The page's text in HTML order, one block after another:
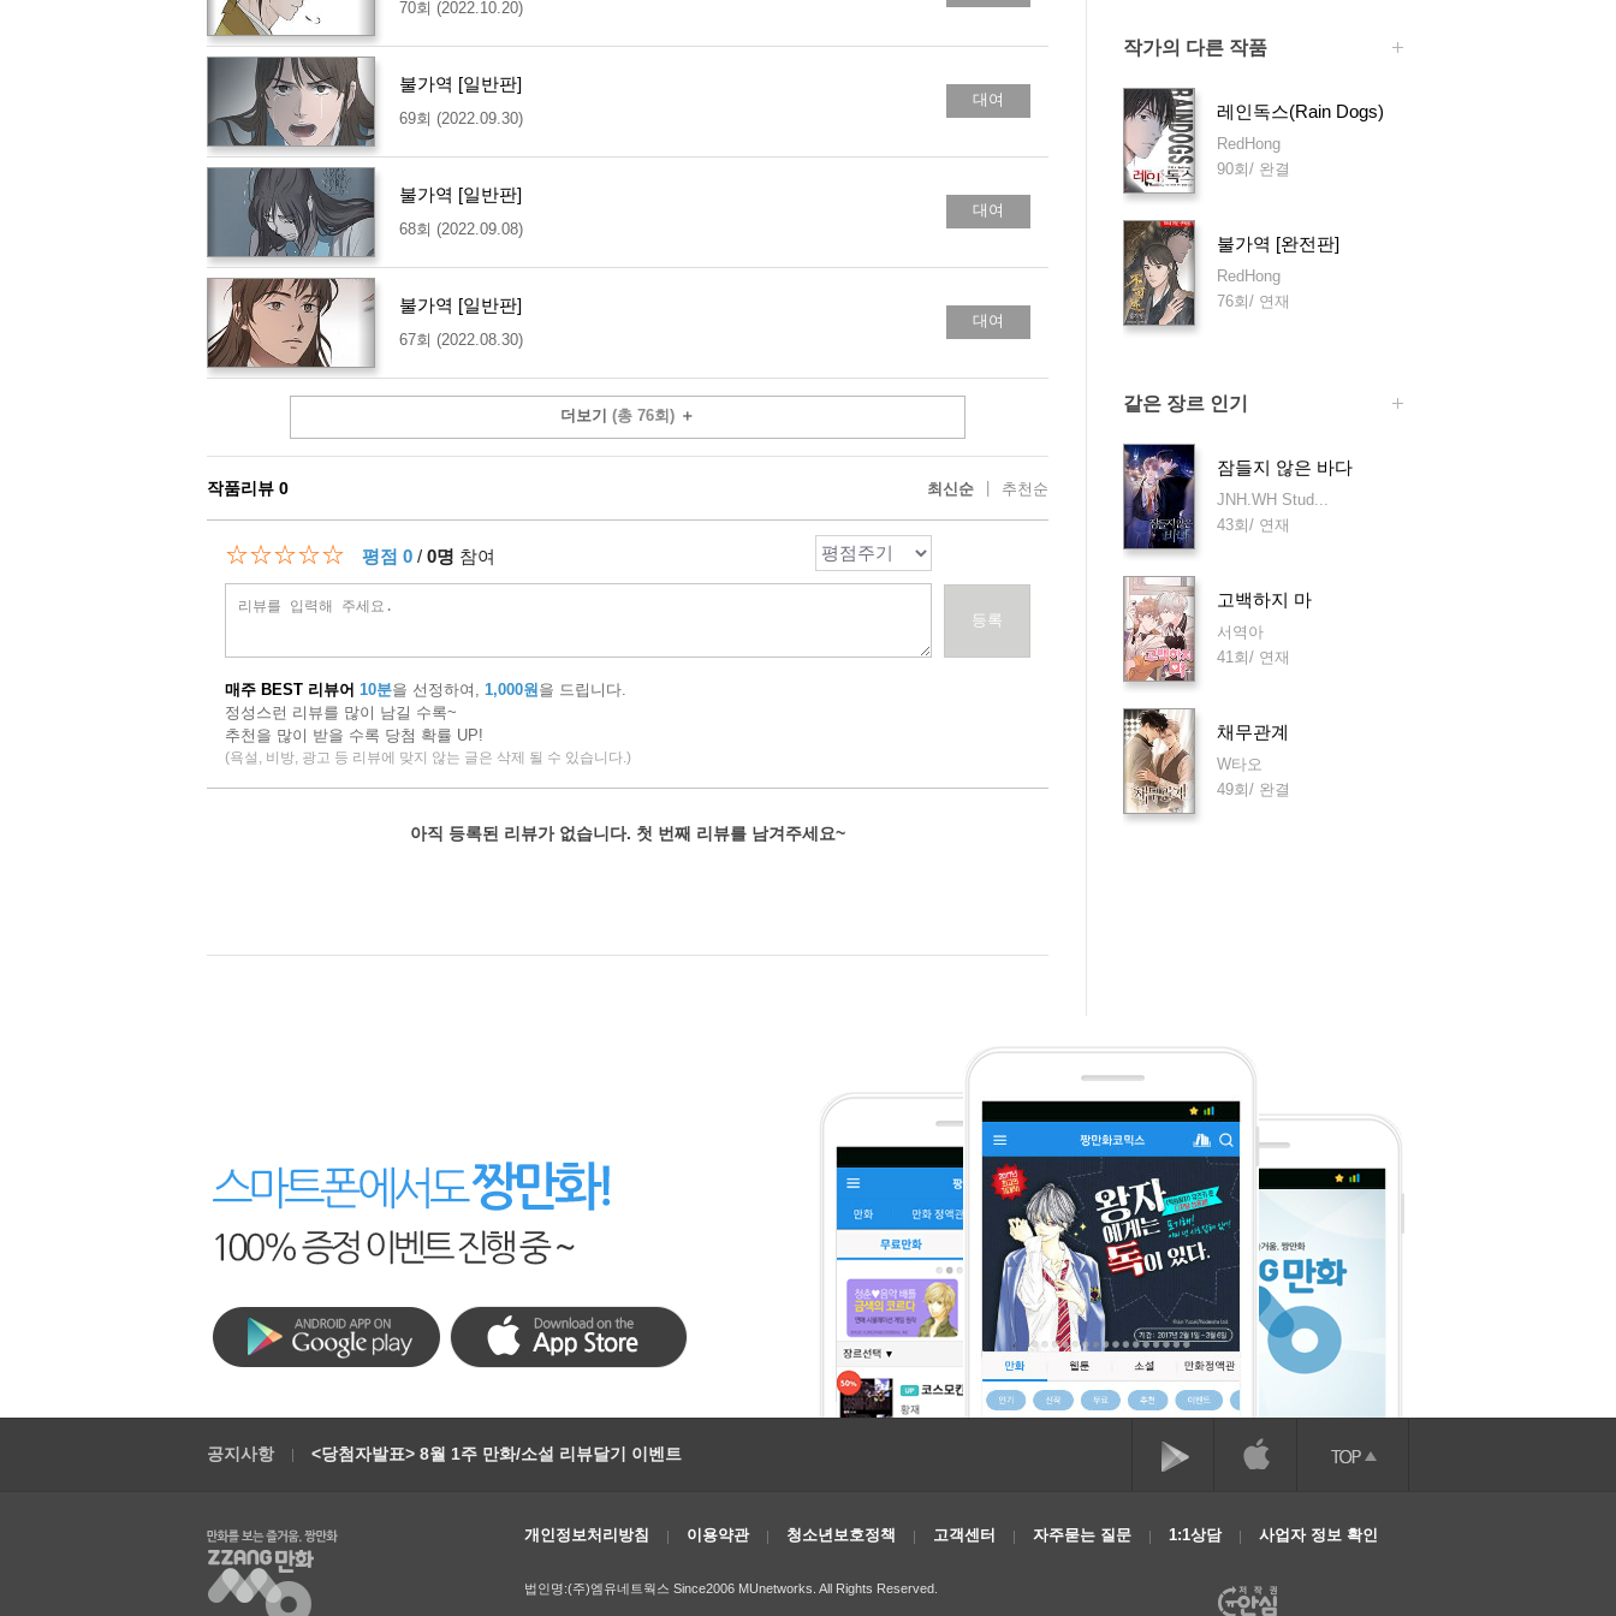
70회 (2022.10.20)
불가역 [일반판]
69회 (2022.09.30)
대여
불가역 [일반판]
68회 (2022.09.08)
대여
불가역 [일반판]
67회 (2022.08.30)
대여
더보기 (총 76회) ＋
작품리뷰 0 최신순 추천순
☆☆☆☆☆ 평점 0 / 0명 참여
등록
매주 BEST 리뷰어 10분을 선정하여, 1,000원을 드립니다.
정성스런 리뷰를 많이 남길 수록~
추천을 많이 받을 수록 당첨 확률 UP!
(욕설, 비방, 광고 등 리뷰에 맞지 않는 글은 삭제 될 수 있습니다.)
아직 등록된 리뷰가 없습니다. 첫 번째 리뷰를 남겨주세요~
작가의 다른 작품
레인독스(Rain Dogs)
RedHong
90회/ 완결
불가역 [완전판]
RedHong
76회/ 연재
같은 장르 인기
잠들지 않은 바다
JNH.WH Stud...
43회/ 연재
고백하지 마
서역아
41회/ 연재
채무관계
W타오
49회/ 완결
공지사항 <당첨자발표> 8월 1주 만화/소설 리뷰달기 이벤트
개인정보처리방침 이용약관 청소년보호정책 고객센터 자주묻는 질문 1:1상담 사업자 정보 확인
법인명:(주)엠유네트웍스 Since2006 MUnetworks. All Rights Reserved.